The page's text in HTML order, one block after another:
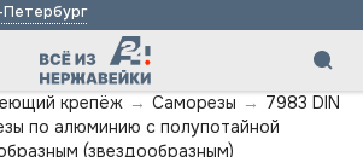
крепёж → Саморезы → 7983 DIN
по алюминию с полупотайной
(звездообразным)